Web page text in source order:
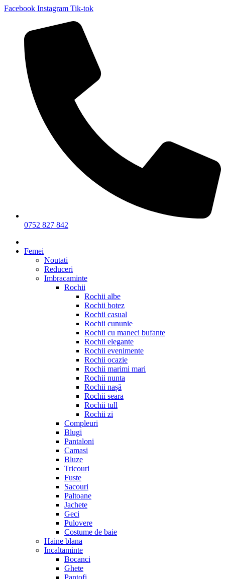
Facebook Instagram Tik-tok
0752 827 842
Femei
Noutati
Reduceri
Imbracaminte
Rochii
Rochii albe
Rochii botez
Rochii casual
Rochii cununie
Rochii cu maneci bufante
Rochii elegante
Rochii evenimente
Rochii ocazie
Rochii marimi mari
Rochii nunta
Rochii nașă
Rochii seara
Rochii tull
Rochii zi
Compleuri
Blugi
Pantaloni
Camasi
Bluze
Tricouri
Fuste
Sacouri
Paltoane
Jachete
Geci
Pulovere
Costume de baie
Haine blana
Incaltaminte
Bocanci
Ghete
Pantofi